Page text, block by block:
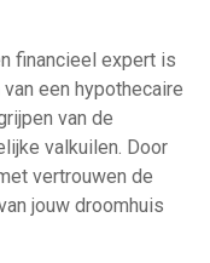
financieel expert is
een hypothecaire
van de
valkuilen. Door
vertrouwen de
jouw droomhuis